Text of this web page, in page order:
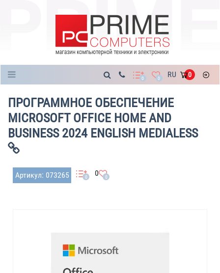
0 0 RU 0
ПРОГРАММНОЕ ОБЕСПЕЧЕНИЕ
MICROSOFT OFFICE HOME AND
BUSINESS 2024 ENGLISH MEDIALESS
Артикул: 073265 0 0 0